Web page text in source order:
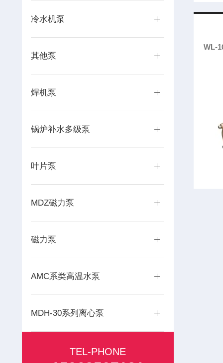
冷水机泵
其他泵
焊机泵
锅炉补水多级泵
叶片泵
MDZ磁力泵
磁力泵
AMC系类高温水泵
MDH-30系列离心泵
TEL-PHONE
WL-